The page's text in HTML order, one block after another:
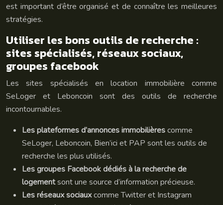
est important d’être organisé et de connaître les meilleures
stratégies.
Utiliser les bons outils de recherche :
sites spécialisés, réseaux sociaux,
groupes facebook
Les sites spécialisés en location immobilière comme
SeLoger et Leboncoin sont des outils de recherche
incontournables.
Les plateformes d’annonces immobilièrescomme
SeLoger, Leboncoin, Bien’ici et PAP sont les outils de
recherche les plus utilisés.
Les groupes Facebook dédiés à la recherche de
logementsont une source d’information précieuse.
Les réseaux sociauxcomme Twitter et Instagram